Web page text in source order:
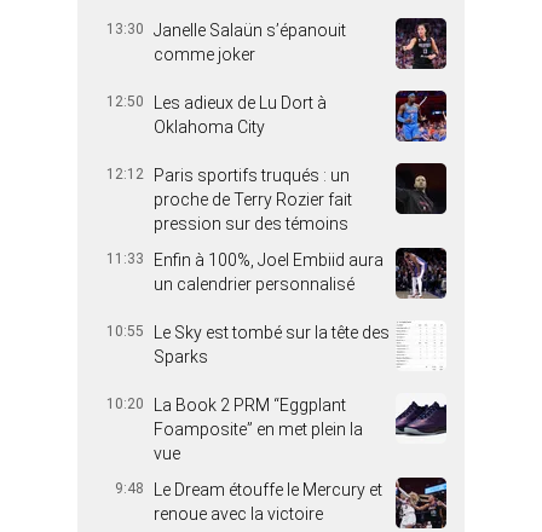
13:30
Janelle Salaün s’épanouit
comme joker
12:50
Les adieux de Lu Dort à
Oklahoma City
12:12
Paris sportifs truqués : un
proche de Terry Rozier fait
pression sur des témoins
11:33
Enfin à 100%, Joel Embiid aura
un calendrier personnalisé
10:55
Le Sky est tombé sur la tête des
Sparks
10:20
La Book 2 PRM “Eggplant
Foamposite” en met plein la
vue
9:48
Le Dream étouffe le Mercury et
renoue avec la victoire